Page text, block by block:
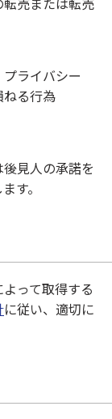
ライバシー
る行為
見人の承諾を
す。
って取得する
に従い、適切に